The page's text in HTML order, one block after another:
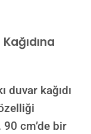
kağıdı
90 cm’de bir